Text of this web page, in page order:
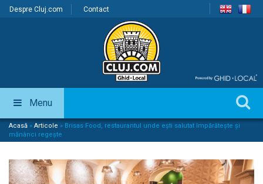
Despre Cluj.com Contact
Menu
Acasă » Articole » Brisas Food, restaurantul unde ești salutat împărătește și
mănânci regește